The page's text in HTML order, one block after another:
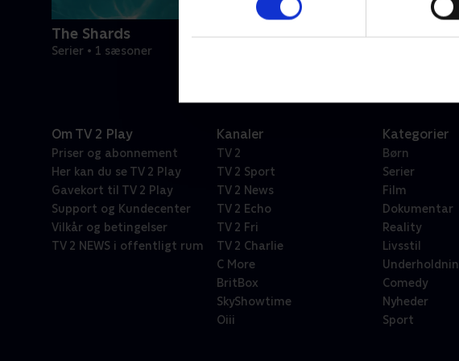
The Shards
Serier • 1 sæsoner
Om TV 2 Play
Priser og abonnement
Her kan du se TV 2 Play
Gavekort til TV 2 Play
Support og Kundecenter
Vilkår og betingelser
TV 2 NEWS i offentligt rum
Kanaler
TV 2
TV 2 Sport
TV 2 News
TV 2 Echo
TV 2 Fri
TV 2 Charlie
C More
BritBox
SkyShowtime
Oiii
Kategorier
Børn
Serier
Film
Dokumentar
Reality
Livsstil
Comedy
Nyheder
Sport